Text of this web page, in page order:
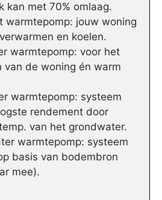
kan met 70% omlaag.
warmtepomp: jouw woning
en koelen.
warmtepomp: voor het
van de woning én warm
warmtepomp: systeem
rendement door
van het grondwater.
warmtepomp: systeem
basis van bodembron
mee).